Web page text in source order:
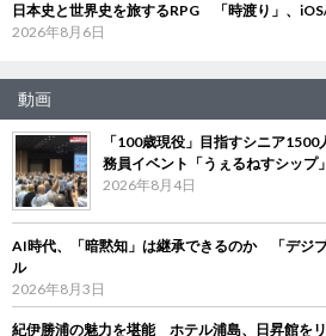
日本史と世界史を旅するRPG 「時渡り」、
2026年8月6日
動画
「100歳現役」目指すシニア
務員イベント「うぇるねすシップ」
2026年8月4日
AI時代、「暗黙知」は継承できるのか 「デジ
ル
2026年8月3日
紀伊勝浦の魅力を堪能 ホテル浦島、日昇館を